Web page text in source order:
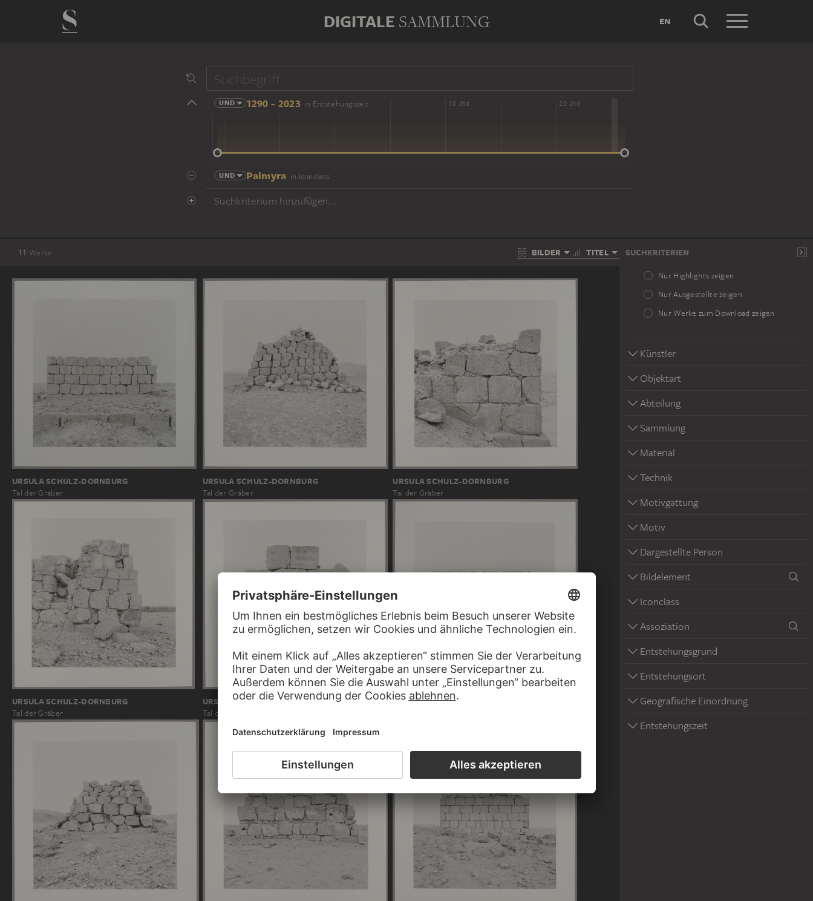
DIGITALE SAMMLUNG EN
UND 1290 - 2023 in Entstehungszeit
14 Jhd 16 Jhd 18 Jhd 20 Jhd
UND Palmyra in Iconclass
Suchkriterium hinzufügen...
11 Werke BILDER TITEL SUCHKRITERIEN
Nur Highlights zeigen
Nur Ausgestellte zeigen
Nur Werke zum Download zeigen
Künstler
Objektart
Abteilung
Sammlung
Material
Technik
Motivgattung
Motiv
Dargestellte Person
Bildelement
Iconclass
Assoziation
Entstehungsgrund
Entstehungsort
Geografische Einordnung
Entstehungszeit
URSULA SCHULZ-DORNBURG
Tal der Gräber
URSULA SCHULZ-DORNBURG
Tal der Gräber
URSULA SCHULZ-DORNBURG
Tal der Gräber
URSULA SCHULZ-DORNBURG
Tal der Gräber
URSULA SCHULZ-DORNBURG
Tal der Gräber
URSULA SCHULZ-DORNBURG